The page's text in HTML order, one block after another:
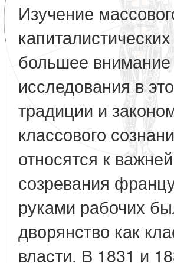
Изучение
большее внимание
исследования в
традиции и
классового
относятся к
созревания
руками рабочих
дворянство как
власти. В 1831 и